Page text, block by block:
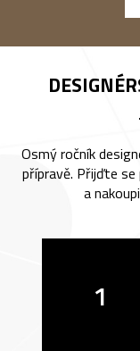
Osmý ročník
přípravě. Přijďte
a
1